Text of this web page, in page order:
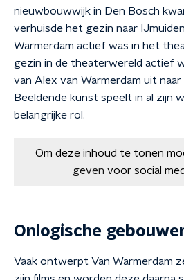
nieuwbouwwijk in Den Bosch
verhuisde het gezin naar
Warmerdam actief was in het
gezin in de theaterwereld actief
van Alex van Warmerdam uit naar
Beeldende kunst speelt in al zijn
belangrijke rol.
Om deze inhoud te tonen
geven voor social
Onlogische
Vaak ontwerpt Van Warmerdam